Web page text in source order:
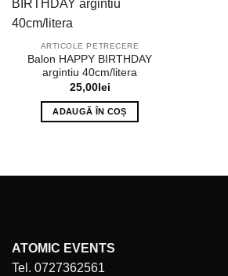
ARTICOLE PETRECERE
Balon HAPPY BIRTHDAY
argintiu 40cm/litera
25,00lei
ADAUGĂ ÎN COȘ
ATOMIC EVENTS
Tel. 0727362561